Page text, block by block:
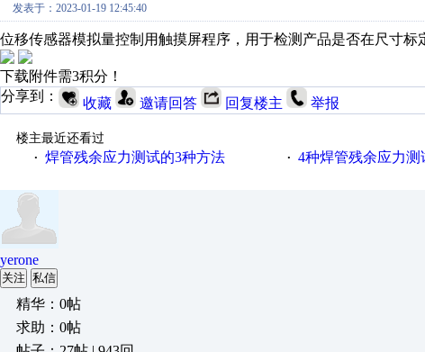
发表于：2023-01-19 12:45:40
位移传感器模拟量控制用触摸屏程序，用于检测产品是否在尺寸
下载附件需3积分！
分享到：
收藏 邀请回答 回复楼主 举报
楼主最近还看过
· 焊管残余应力测试的3种方法 · 4种焊管残余应力测
yerone
关注 私信
精华：0帖
求助：0帖